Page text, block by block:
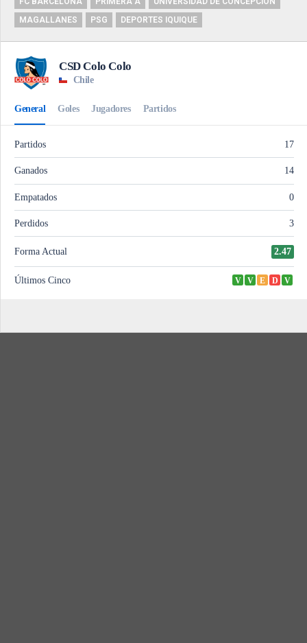
MAGALLANES
PSG DEPORTES IQUIQUE